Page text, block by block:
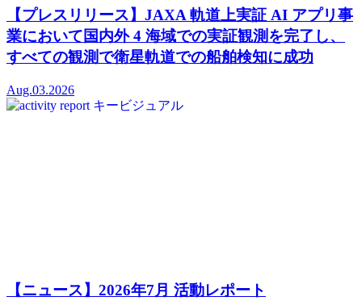
【プレスリリース】JAXA 軌道上実証 AI アプリ事
業において国内外 4 海域での実証観測を完了し、
すべての観測で衛星軌道での船舶検知に成功
Aug.03.2026
【ニュース】2026年7月 活動レポート